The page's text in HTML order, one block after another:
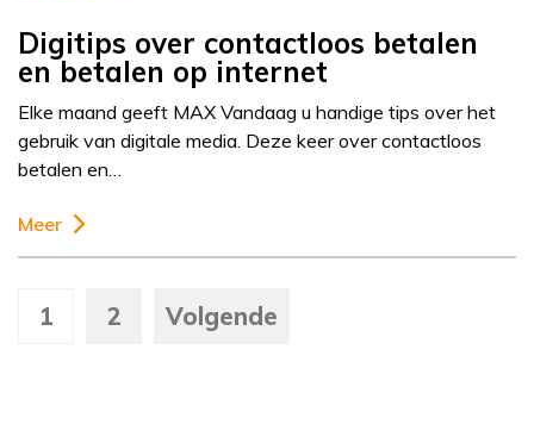
Digitips over contactloos betalen
en betalen op internet
Elke maand geeft MAX Vandaag u handige tips over het
gebruik van digitale media. Deze keer over contactloos
betalen en…
Meer
1 2 Volgende